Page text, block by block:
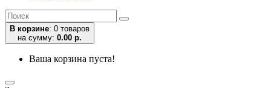
В корзине: 0 товаров
на сумму: 0.00 р.
Ваша корзина пуста!